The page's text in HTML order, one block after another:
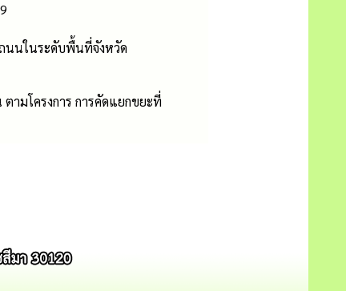
ถนนในระดับพื้นที่จังหวัด
มโครงการ การคัดแยกขยะที่